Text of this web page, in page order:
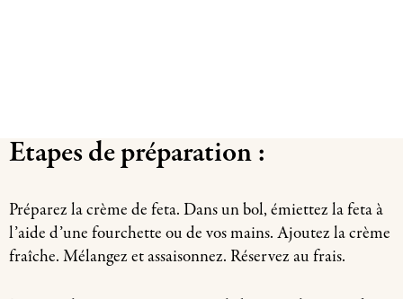
Etapes de préparation :
Préparez la crème de feta. Dans un bol, émiettez la feta à
l’aide d’une fourchette ou de vos mains. Ajoutez la crème
fraîche. Mélangez et assaisonnez. Réservez au frais.